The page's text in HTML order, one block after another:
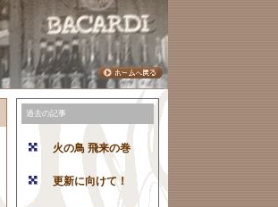
過去の記事
火の鳥 飛来の巻
更新に向けて！